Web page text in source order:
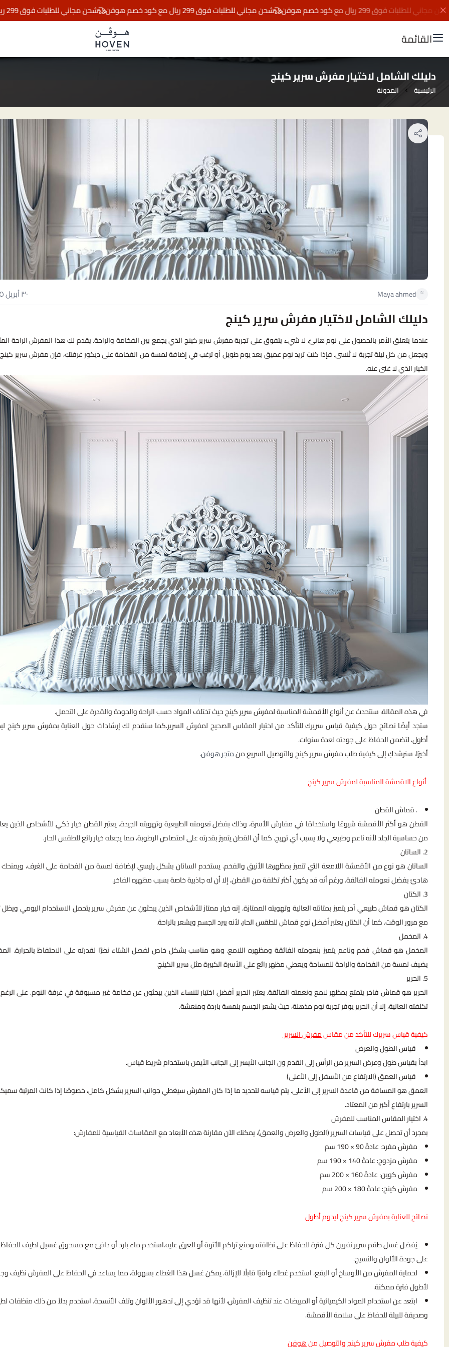
للطلبات فوق 299 ريال مع كود خصم هوفن شحن مجاني للطلبات فوق 299 ريال مع كود خصم هوفن شحن مجاني للطلبات فوق 299 ريال مع كود خصم هوفن
القائمة مفارش هوڤن
دليلك الشامل لاختيار مفرش سرير كينج
الرئيسية المدونة
Maya ahmed ٣٠ أبريل ٢٠٢٥
دليلك الشامل لاختيار مفرش سرير كينج
عندما يتعلق الأمر بالحصول على نوم هانئ، لا شيء يتفوق على تجربة مفرش سرير كينج الذي يجمع بين الفخامة والراحة. يقدم لكِ هذا المفرش الراحة
ويجعل من كل ليلة تجربة لا تُنسى. فإذا كنتِ تريد نوم عميق بعد يوم طويل أو ترغب في إضافة لمسة من الفخامة على ديكور غرفتكِ، فإن مفرش سرير
الخيار الذي لا غنى عنه.
في هذه المقالة، سنتحدث عن أنواع الأقمشة المناسبة لمفرش سرير كينج حيث تختلف المواد حسب الراحة والجودة والقدرة على التحمل.
ستجد أيضًا نصائح حول كيفية قياس سريرك للتأكد من اختيار المقاس الصحيح لمفرش السرير.كما سنقدم لك إرشادات حول العناية بمفرش سرير كينج
أطول، لتضمن الحفاظ على جودته لعدة سنوات.
أخيرًا، سنرشدكِ إلى كيفية طلب مفرش سرير كينج والتوصيل السريع منمتجر هوفن.
أنواع الاقمشة المناسبةلمفرش سريركينج
. قماش القطن
القطن هو أكثر الأقمشة شيوعًا واستخدامًا في مفارش الأسرة، وذلك بفضل نعومته الطبيعية وتهويته الجيدة. يعتبر القطن خيار ذكي للأشخاص الذين
من حساسية الجلد لأنه ناعم وطبيعي ولا يسبب أي تهيج. كما أن القطن يتميز بقدرته على امتصاص الرطوبة، مما يجعله خيار رائع للطقس الحار.
2. الساتان
الساتان هو نوع من الأقمشة اللامعة التي تتميز بمظهرها الأنيق والفخم. يستخدم الساتان بشكل رئيسي لإضافة لمسة من الفخامة على الغرف،
هادئ بفضل نعومته الفائقة. ورغم أنه قد يكون أكثر تكلفة من القطن، إلا أن له جاذبية خاصة بسبب مظهره الفاخر.
3. الكتان
الكتان هو قماش طبيعي آخر يتميز بمتانته العالية وتهويته الممتازة. إنه خيار ممتاز للأشخاص الذين يبحثون عن مفرش سرير يتحمل الاستخدام اليومي ويظل
مع مرور الوقت. كما أن الكتان يعتبر أفضل نوع قماش للطقس الحار، لأنه يبرد الجسم ويشعر بالراحة.
4. المخمل
المخمل هو قماش فخم وناعم يتميز بنعومته الفائقة ومظهره اللامع. وهو مناسب بشكل خاص لفصل الشتاء نظرًا لقدرته على الاحتفاظ بالحرارة.
يضيف لمسة من الفخامة والراحة للمساحة ويعطي مظهر رائع على الأسرة الكبيرة مثل سرير الكينج.
5. الحرير
الحرير هو قماش فاخر يتمتع بمظهر لامع ونعمته الفائقة. يعتبر الحرير أفضل اختيار للنساء الذين يبحثون عن فخامة غير مسبوقة في غرفة النوم. على
تكلفته العالية، إلا أن الحرير يوفر تجربة نوم مذهلة، حيث يشعر الجسم بلمسة باردة ومنعشة.
كيفية قياس سريرك للتأكد من مقاسمفرش السرير
قياس الطول والعرض
ابدأ بقياس طول وعرض السرير من الرأس إلى القدم ون الجانب الأيسر إلى الجانب الأيمن باستخدام شريط قياس.
قياس العمق (الارتفاع من الأسفل إلى الأعلى)
العمق هو المسافة من قاعدة السرير إلى الأعلى. يتم قياسه لتحديد ما إذا كان المفرش سيغطي جوانب السرير بشكل كامل، خصوصًا إذا كانت المرتبة
السرير بارتفاع أكبر من المعتاد.
4. اختيار المقاس المناسب للمفرش
بمجرد أن تحصل على قياسات السرير (الطول والعرض والعمق)، يمكنك الآن مقارنة هذه الأبعاد مع المقاسات القياسية للمفارش:
مفرش مفرد: عادةً 90 × 190 سم
مفرش مزدوج: عادةً 140 × 190 سم
مفرش كوين: عادةً 160 × 200 سم
مفرش كينج: عادةً 180 × 200 سم
نصائح للعناية بمفرش سرير كينج ليدوم أطول
يُفضل غسل طقم سرير نفرين كل فترة للحفاظ على نظافته ومنع تراكم الأتربة أو العرق عليه.استخدم ماء بارد أو دافئ مع مسحوق غسيل لطيف للحفاظ
على جودة الألوان والنسيج.
لحماية المفرش من الأوساخ أو البقع، استخدم غطاء واقيًا قابلًا للإزالة. يمكن غسل هذا الغطاء بسهولة، مما يساعد في الحفاظ على المفرش نظيف
لأطول فترة ممكنة.
ابتعد عن استخدام المواد الكيميائية أو المبيضات عند تنظيف المفرش، لأنها قد تؤدي إلى تدهور الألوان وتلف الأنسجة. استخدم بدلاً من ذلك منظفات
وصديقة للبيئة للحفاظ على سلامة الأقمشة.
كيفية طلب مفرش سرير كينج والتوصيل منهوفن